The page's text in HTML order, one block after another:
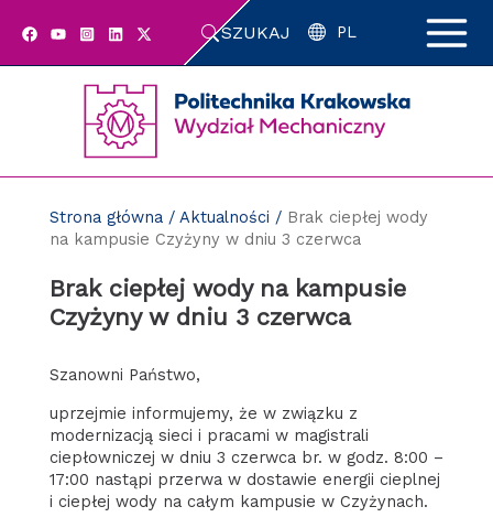
SZUKAJ PL
Strona główna/ Aktualności / Brak ciepłej wody
na kampusie Czyżyny w dniu 3 czerwca
Brak ciepłej wody na kampusie
Czyżyny w dniu 3 czerwca
Szanowni Państwo,
uprzejmie informujemy, że w związku z
modernizacją sieci i pracami w magistrali
ciepłowniczej w dniu 3 czerwca br. w godz. 8:00 –
17:00 nastąpi przerwa w dostawie energii cieplnej
i ciepłej wody na całym kampusie w Czyżynach.